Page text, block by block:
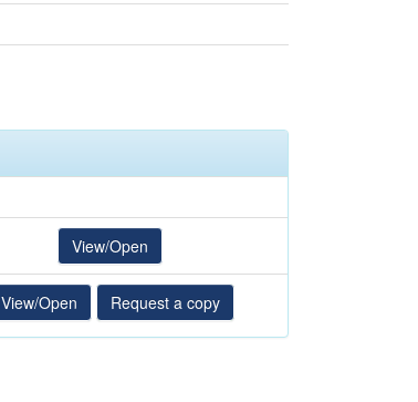
View/Open
View/Open Request a copy